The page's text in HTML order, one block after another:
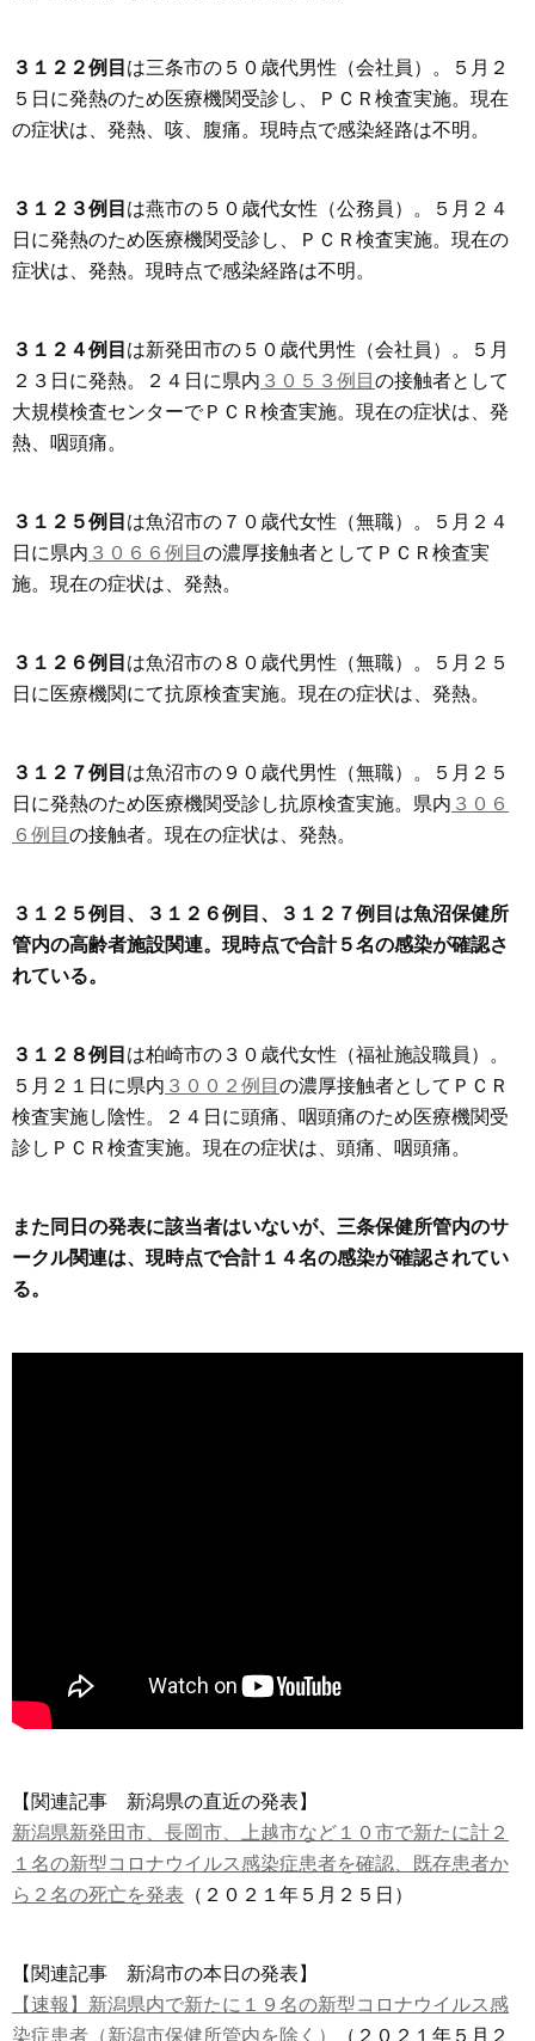
３１２２例目 は三条市の５０歳代男性（会社員）。５月２
５日に発熱のため医療機関受診し、ＰＣＲ検査実施。現在
の症状は、発熱、咳、腹痛。現時点で感染経路は不明。
３１２３例目 は燕市の５０歳代女性（公務員）。５月２４
日に発熱のため医療機関受診し、ＰＣＲ検査実施。現在の
症状は、発熱。現時点で感染経路は不明。
３１２４例目 は新発田市の５０歳代男性（会社員）。５月
２３日に発熱。２４日に県内 ３０５３例目 の接触者として
大規模検査センターでＰＣＲ検査実施。現在の症状は、発
熱、咽頭痛。
３１２５例目 は魚沼市の７０歳代女性（無職）。５月２４
日に県内 ３０６６例目 の濃厚接触者としてＰＣＲ検査実
施。現在の症状は、発熱。
３１２６例目 は魚沼市の８０歳代男性（無職）。５月２５
日に医療機関にて抗原検査実施。現在の症状は、発熱。
３１２７例目 は魚沼市の９０歳代男性（無職）。５月２５
日に発熱のため医療機関受診し抗原検査実施。県内 ３０６
６例目 の接触者。現在の症状は、発熱。
３１２５例目、３１２６例目、３１２７例目は魚沼保健所
管内の高齢者施設関連。現時点で合計５名の感染が確認さ
れている。
３１２８例目 は柏崎市の３０歳代女性（福祉施設職員）。
５月２１日に県内 ３００２例目 の濃厚接触者としてＰＣＲ
検査実施し陰性。２４日に頭痛、咽頭痛のため医療機関受
診しＰＣＲ検査実施。現在の症状は、頭痛、咽頭痛。
また同日の発表に該当者はいないが、三条保健所管内のサ
ークル関連は、現時点で合計１４名の感染が確認されてい
る。
【関連記事 新潟県の直近の発表】
新潟県新発田市、長岡市、上越市など１０市で新たに計２
１名の新型コロナウイルス感染症患者を確認、既存患者か
ら２名の死亡を発表 （２０２１年５月２５日）
【関連記事 新潟市の本日の発表】
【速報】新潟県内で新たに１９名の新型コロナウイルス感
染症患者（新潟市保健所管内を除く）
（２０２１年５月２